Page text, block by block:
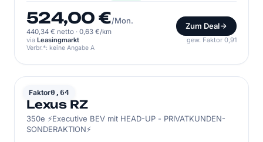
524,00 €/Mon.
440,34 € netto · 0,63 €/km
Zum Deal
via Leasingmarkt gew. Faktor 0,91
Verbr.*: keine Angabe A
Faktor0,64
LEXUS
Lexus RZ
350e ⚡Executive BEV mit HEAD-UP - PRIVATKUNDEN-
SONDERAKTION⚡